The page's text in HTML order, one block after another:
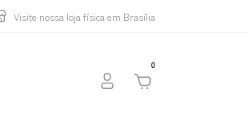
Visite nossa loja física em Brasília
0